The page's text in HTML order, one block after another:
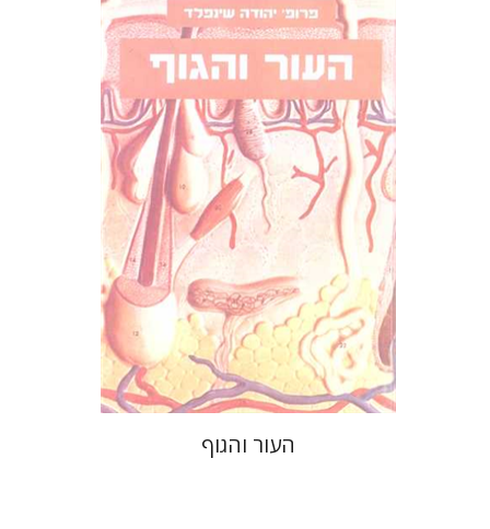
פרופ` יהודה שינפלד
הנחת אתר ספר מודפס
$29
$26
העור והגוף